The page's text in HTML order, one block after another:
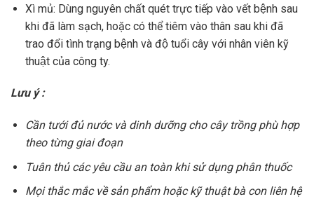
Xì mủ: Dùng nguyên chất quét trực tiếp vào vết bệnh sau
khi đã làm sạch, hoặc có thể tiêm vào thân sau khi đã
trao đổi tình trạng bệnh và độ tuổi cây với nhân viên kỹ
thuật của công ty.
Lưu ý :
Cần tưới đủ nước và dinh dưỡng cho cây trồng phù hợp
theo từng giai đoạn
Tuân thủ các yêu cầu an toàn khi sử dụng phân thuốc
Mọi thắc mắc về sản phẩm hoặc kỹ thuật bà con liên hệ